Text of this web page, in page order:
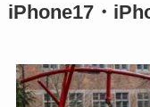
iPhone17・